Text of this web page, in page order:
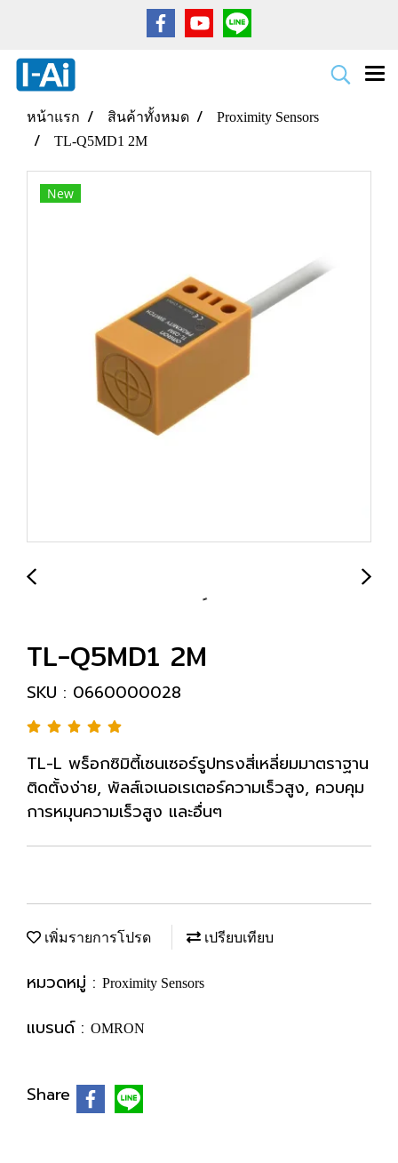
หน้าแรก สินค้าทั้งหมด
Proximity Sensors
TL-Q5MD1 2M
New
TL-Q5MD1 2M
SKU : 0660000028
TL-L พร็อกซิมิตี้เซนเซอร์รูปทรงสี่เหลี่ยมมาตราฐาน
ติดตั้งง่าย, พัลส์เจเนอเรเตอร์ความเร็วสูง, ควบคุม
การหมุนความเร็วสูง และอื่นๆ
เพิ่มรายการโปรด เปรียบเทียบ
หมวดหมู่ : Proximity Sensors
แบรนด์ : OMRON
Share